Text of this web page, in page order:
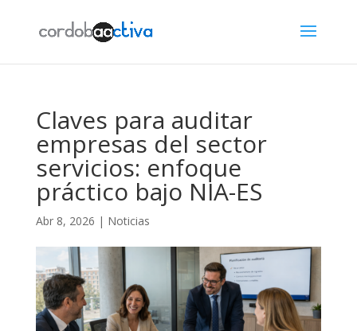
Claves para auditar
empresas del sector
servicios: enfoque
práctico bajo NIA-ES
Abr 8, 2026 | Noticias